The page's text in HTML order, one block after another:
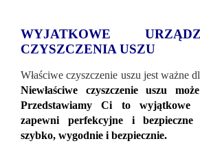
WYJATKOWE
CZYSZCZENIA USZU
Właściwe czyszczenie uszu jest ważne
Niewłaściwe czyszczenie uszu
Przedstawiamy Ci to wyjątkowe
zapewni perfekcyjne i bezpieczne
szybko, wygodnie i bezpiecznie.